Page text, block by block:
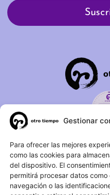
Gestionar
Para ofrecer las mejores
como las cookies para
del dispositivo. El
permitirá procesar datos
navegación o las
C/ Duque de
2 – 1ºA
(+34)